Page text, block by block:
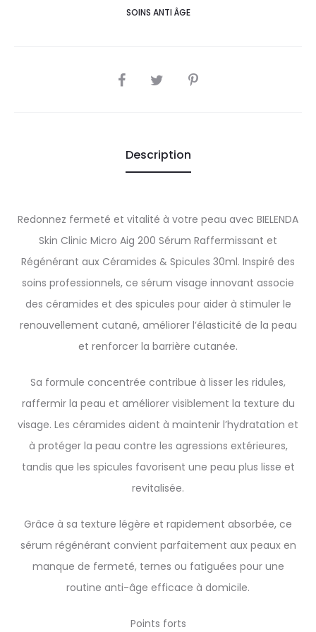
SOINS ANTI ÂGE
SHARE
Description
Redonnez fermeté et vitalité à votre peau avec BIELENDA
Skin Clinic Micro Aig 200 Sérum Raffermissant et
Régénérant aux Céramides & Spicules 30ml. Inspiré des
soins professionnels, ce sérum visage innovant associe
des céramides et des spicules pour aider à stimuler le
renouvellement cutané, améliorer l’élasticité de la peau
et renforcer la barrière cutanée.
Sa formule concentrée contribue à lisser les ridules,
raffermir la peau et améliorer visiblement la texture du
visage. Les céramides aident à maintenir l’hydratation et
à protéger la peau contre les agressions extérieures,
tandis que les spicules favorisent une peau plus lisse et
revitalisée.
Grâce à sa texture légère et rapidement absorbée, ce
sérum régénérant convient parfaitement aux peaux en
manque de fermeté, ternes ou fatiguées pour une
routine anti-âge efficace à domicile.
Points forts